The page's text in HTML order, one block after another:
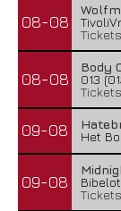
08-08
Tickets
08-08
Body
013
Tickets
09-08
Het
09-08
Tickets